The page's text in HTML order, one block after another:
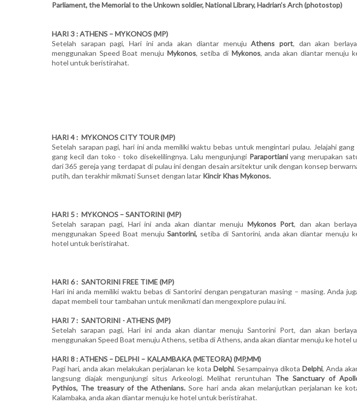
Parliament, the Memorial to the Unkown soldier, National Library, Hadrian’s Arch (photostop)
HARI 3 :ATHENS – MYKONOS (MP)
Setelah sarapan pagi, Hari ini anda akan diantar menuju Athens port, dan akan
menggunakan Speed Boat menuju Mykonos, setiba di Mykonos, anda akan diantar menuju
hotel untuk beristirahat.
HARI 4 : MYKONOS CITY TOUR (MP)
Setelah sarapan pagi, hari ini anda memiliki waktu bebas untuk mengintari pulau. Jelajahi gang
gang kecil dan toko - toko disekelilingnya. Lalu mengunjungi Paraportianiyang merupakan
dari 365 gereja yang terdapat di pulau ini dengan desain arsitektur unik dengan konsep
putih, dan terakhir mikmati Sunset dengan latar Kincir Khas Mykonos.
HARI 5 : MYKONOS – SANTORINI (MP)
Setelah sarapan pagi, Hari ini anda akan diantar menuju Mykonos Port, dan akan
menggunakan Speed Boat menuju Santorini, setiba di Santorini, anda akan diantar menuju
hotel untuk beristirahat.
HARI 6 : SANTORINI FREE TIME (MP)
Hari ini anda memiliki waktu bebas di Santorini dengan pengaturan masing – masing. Anda
dapat membeli tour tambahan untuk menikmati dan mengexplore pulau ini.
HARI 7 : SANTORINI - ATHENS (MP)
Setelah sarapan pagi, Hari ini anda akan diantar menuju Santorini Port, dan akan
menggunakan Speed Boat menuju Athens, setiba di Athens, anda akan diantar menuju ke hotel
HARI 8 : ATHENS – DELPHI – KALAMBAKA (METEORA) (MP,MM)
Pagi hari, anda akan melakukan perjalanan ke kota Delphi. Sesampainya dikota Delphi, Anda
langsung diajak mengunjungi situs Arkeologi. Melihat reruntuhan The Sanctuary of
Pythios, The treasury of the Athenians. Sore hari anda akan melanjutkan perjalanan ke
Kalambaka, anda akan diantar menuju ke hotel untuk beristirahat.